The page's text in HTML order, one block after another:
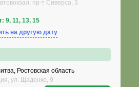
пр-т Сиверса, 3
9, 11, 13, 15
на другую дату
Ростовская область
ул. Щаденко, 9